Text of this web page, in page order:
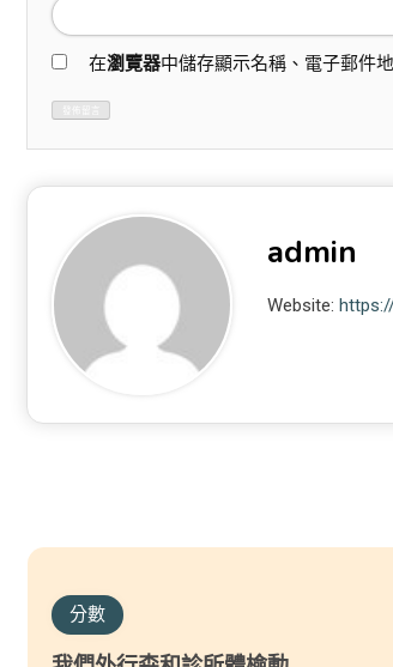
在瀏覽器中儲存顯示名稱、電子郵件
admin
Website:
分數